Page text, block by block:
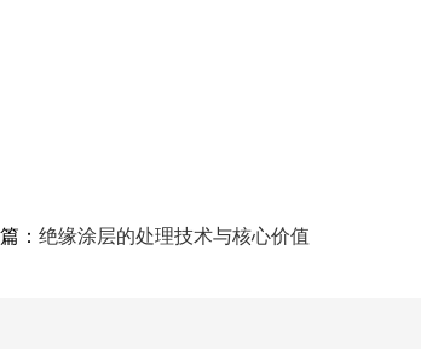
： 绝缘涂层的处理技术与核心价值